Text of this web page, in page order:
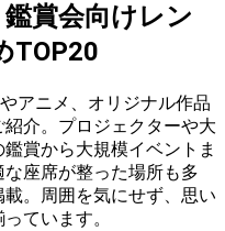
鑑賞会向けレン
TOP20
アニメ、オリジナル作品
介。プロジェクターや大
賞から大規模イベントま
座席が整った場所も多
。周囲を気にせず、思い
ています。